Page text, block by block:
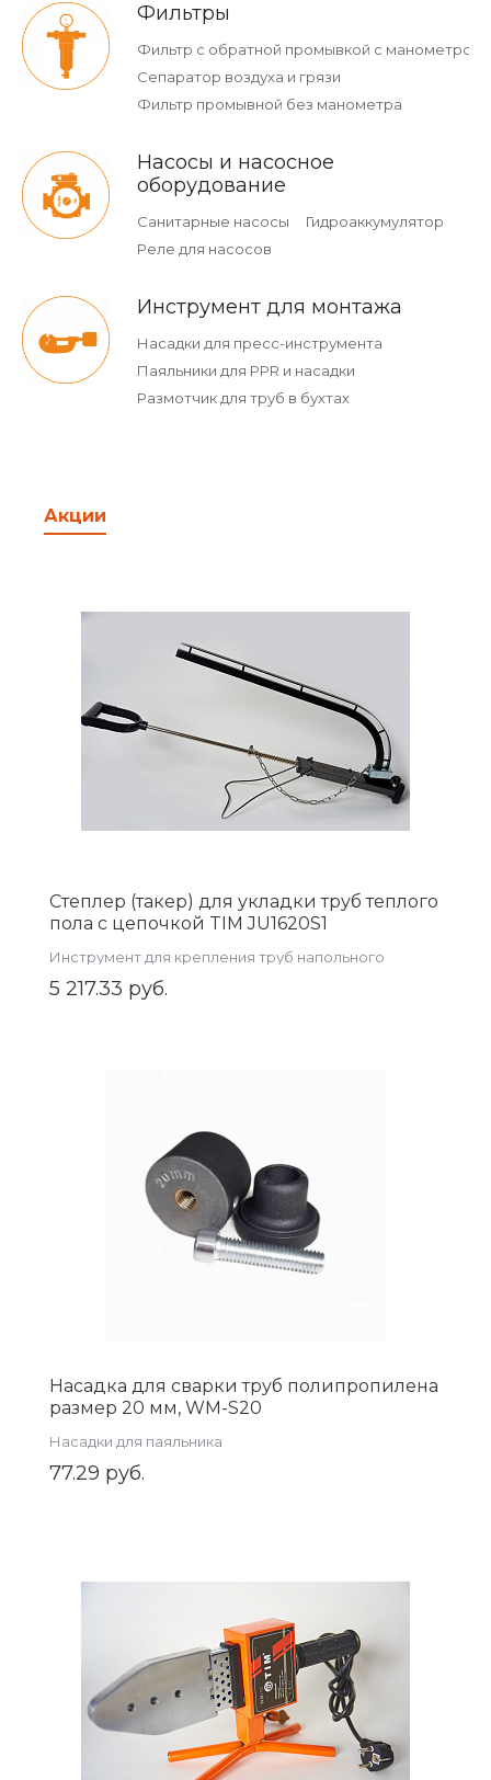
Фильтры
Фильтр с обратной промывкой c манометром
Сепаратор воздуха и грязи
Фильтр промывной без манометра
Насосы и насосное
оборудование
Санитарные насосы
Гидроаккумулятор
Реле для насосов
Инструмент для монтажа
Насадки для пресс-инструмента
Паяльники для PPR и насадки
Размотчик для труб в бухтах
Акции
Степлер (такер) для укладки труб теплого
пола с цепочкой TIM JU1620S1
Инструмент для крепления труб напольного
отопления
5 217.33 руб.
Насадка для сварки труб полипропилена
размер 20 мм, WM-S20
Насадки для паяльника
77.29 руб.